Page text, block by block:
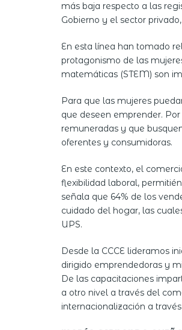
más baja respecto a las
Gobierno y el sector
En esta línea han tomado
protagonismo de las
matemáticas (STEM) son
Para que las mujeres
que deseen emprender.
remuneradas y que
oferentes y consumidoras.
En este contexto, el
flexibilidad laboral,
señala que 64% de los
cuidado del hogar, las
UPS.
Desde la CCCE lideramos
dirigido emprendedoras y
De las capacitaciones
a otro nivel a través del
internacionalización a